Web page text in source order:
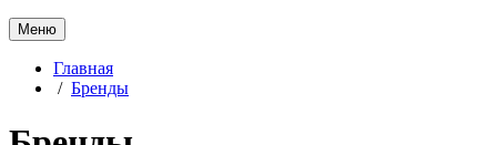
Меню
Главная
/ Бренды